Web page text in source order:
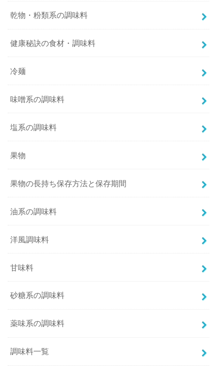
乾物・粉類系の調味料
健康秘訣の食材・調味料
冷麺
味噌系の調味料
塩系の調味料
果物
果物の長持ち保存方法と保存期間
油系の調味料
洋風調味料
甘味料
砂糖系の調味料
薬味系の調味料
調味料一覧